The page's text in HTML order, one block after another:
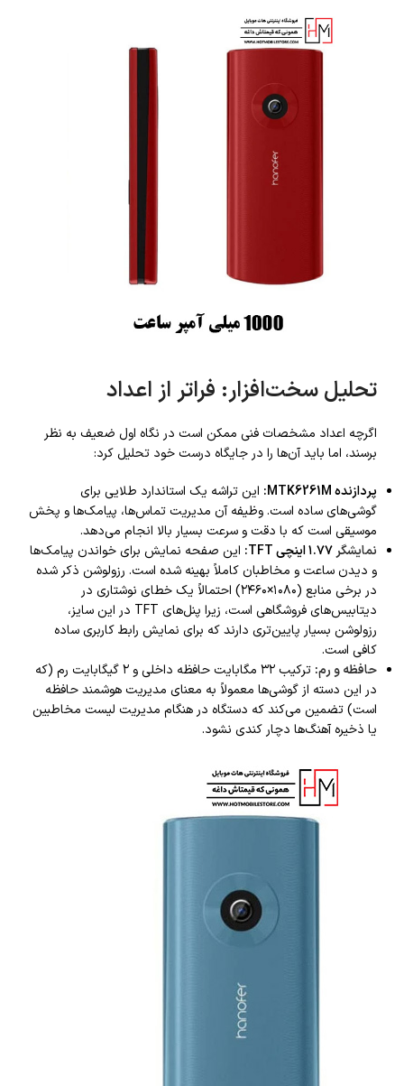
تحلیل سخت‌افزار: فراتر از اعداد
اگرچه اعداد مشخصات فنی ممکن است در نگاه اول ضعیف به نظر
برسند، اما باید آن‌ها را در جایگاه درست خود تحلیل کرد:
پردازنده MTK6261M:
این تراشه یک استاندارد طلایی برای
گوشی‌های ساده است. وظیفه آن مدیریت تماس‌ها، پیامک‌ها و پخش
موسیقی است که با دقت و سرعت بسیار بالا انجام می‌دهد.
نمایشگر
این صفحه نمایش برای خواندن پیامک‌ها
و دیدن ساعت و مخاطبان کاملاً بهینه شده است. رزولوشن ذکر شده
در برخی منابع (۱۰۸۰×۲۴۶۰) احتمالاً یک خطای نوشتاری در
دیتابیس‌های فروشگاهی است، زیرا پنل‌های TFT در این سایز،
رزولوشن بسیار پایین‌تری دارند که برای نمایش رابط کاربری ساده
کافی است.
حافظه و رم:
ترکیب ۳۲ مگابایت حافظه داخلی و ۲ گیگابایت رم (که
در این دسته از گوشی‌ها معمولاً به معنای مدیریت هوشمند حافظه
است) تضمین می‌کند که دستگاه در هنگام مدیریت لیست مخاطبین
یا ذخیره آهنگ‌ها دچار کندی نشود.